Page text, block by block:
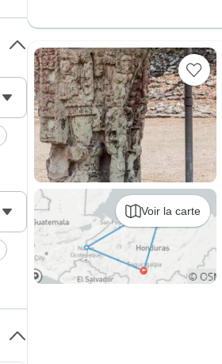
Voir la carte